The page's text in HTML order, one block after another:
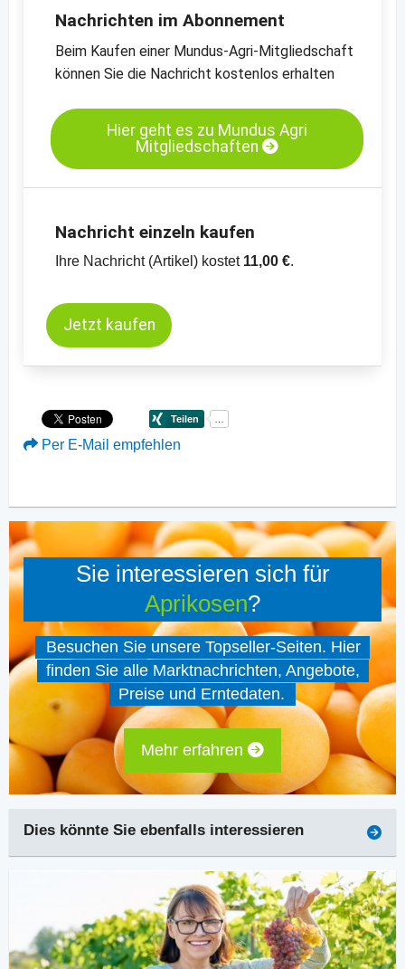
geschwefelt, Nr. 4
gehackt, 5 x 8 mm
-weitere Preischarts
Nachrichten im Abonnement
Beim Kaufen einer Mundus-Agri-Mitgliedschaft
können Sie die Nachricht kostenlos erhalten
Hier geht es zu Mundus Agri
Mitgliedschaften
Nachricht einzeln kaufen
Ihre Nachricht (Artikel) kostet 11,00 €.
Jetzt kaufen
Per E-Mail empfehlen
Sie interessieren sich für
Aprikosen?
Besuchen Sie unsere Topseller-Seiten. Hier
finden Sie alle Marktnachrichten, Angebote,
Preise und Erntedaten.
Mehr erfahren
Dies könnte Sie ebenfalls interessieren